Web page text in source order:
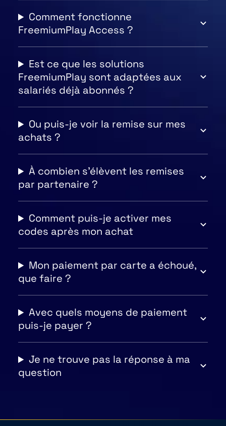
Comment fonctionne
FreemiumPlay Access ?
Est ce que les solutions
FreemiumPlay sont adaptées aux
salariés déjà abonnés ?
Ou puis-je voir la remise sur mes
achats ?
À combien s'élèvent les remises
par partenaire ?
Comment puis-je activer mes
codes après mon achat
Mon paiement par carte a échoué,
que faire ?
Avec quels moyens de paiement
puis-je payer ?
Je ne trouve pas la réponse à ma
question